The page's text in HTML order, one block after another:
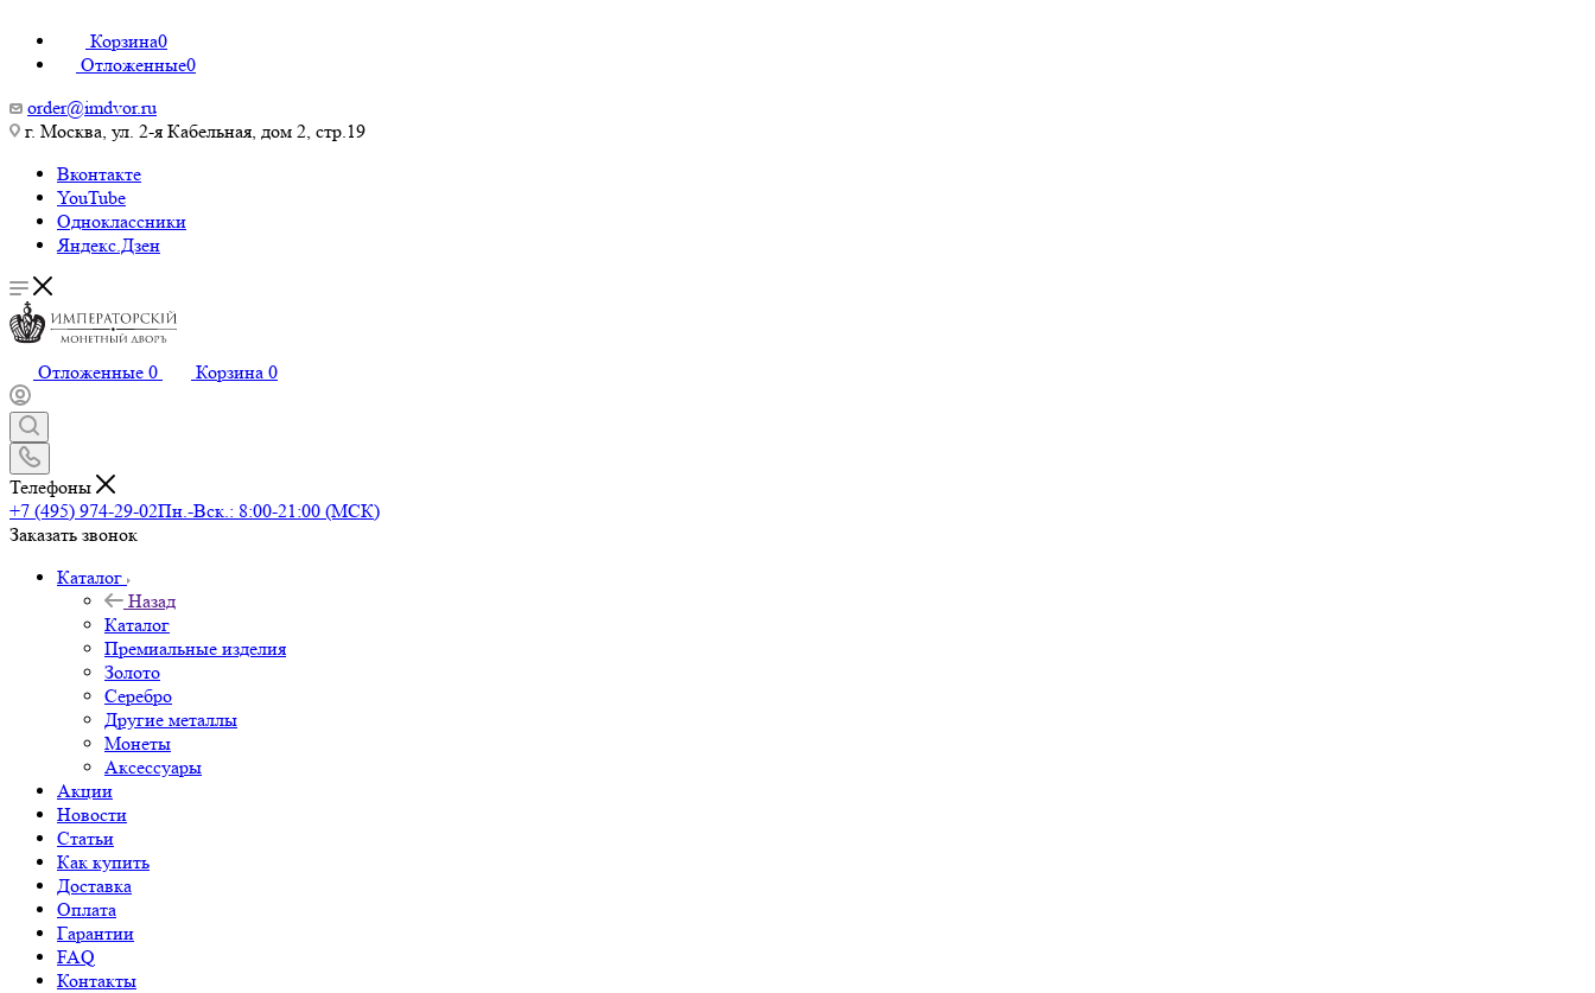
Корзина0
Отложенные0
order@imdvor.ru
г. Москва, ул. 2-я Кабельная, дом 2, стр.19
Вконтакте
YouTube
Одноклассники
Яндекс.Дзен
Отложенные 0 Корзина 0
Телефоны
+7 (495) 974-29-02Пн.-Вск.: 8:00-21:00 (МСК)
Заказать звонок
Каталог
Назад
Каталог
Премиальные изделия
Золото
Серебро
Другие металлы
Монеты
Аксессуары
Акции
Новости
Статьи
Как купить
Доставка
Оплата
Гарантии
FAQ
Контакты